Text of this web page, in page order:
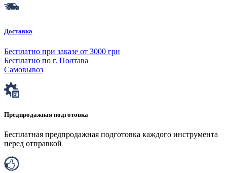
Доставка
Бесплатно при заказе от 3000 грн
Бесплатно по г. Полтава
Самовывоз
Предпродажная подготовка
Бесплатная предпродажная подготовка каждого инструмента
перед отправкой